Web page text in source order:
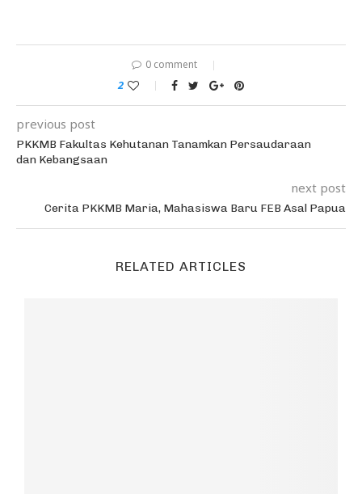
0 comment
2
previous post
PKKMB Fakultas Kehutanan Tanamkan Persaudaraan
dan Kebangsaan
next post
Cerita PKKMB Maria, Mahasiswa Baru FEB Asal Papua
RELATED ARTICLES